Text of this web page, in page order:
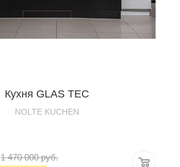
Кухня GLAS TEC
NOLTE KUCHEN
1 470 000руб.